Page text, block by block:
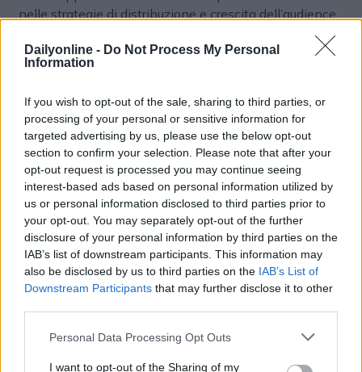
Dailyonline - Do Not Process My Personal
Information
If you wish to opt-out of the sale, sharing to third parties, or
processing of your personal or sensitive information for
targeted advertising by us, please use the below opt-out
section to confirm your selection. Please note that after your
opt-out request is processed you may continue seeing
interest-based ads based on personal information utilized by
us or personal information disclosed to third parties prior to
your opt-out. You may separately opt-out of the further
disclosure of your personal information by third parties on the
IAB’s list of downstream participants. This information may
also be disclosed by us to third parties on the IAB’s List of
Downstream Participants that may further disclose it to other
Personal Data Processing Opt Outs
I want to opt-out of the Sharing of my
nelle strategie di distribuzione e crescita dell’audience.
L’evoluzione della piattaforma riflette il cambiamento
in atto nell’editoria digitale, sempre più orientata verso
contenuti capaci di vivere simultaneamente su
linguaggi rapidi, visuali e immediati.
Webinar: Omni-News 2026
Per approfondire le potenzialità della nuova
piattaforma e analizzare l’evoluzione dei modelli
editoriali nell’era video-first, Evolution Group organizza
il webinar “ Omni-News 2026
: come cambia l’editoria
nell’era video-first”, in programma il27 maggio alle
ore 15:00. L’incontro coinvolgerà Angelica Pratolini,
marketing & communication manager di Evolution
confronto dedicato ai professionisti del settore
interessati a comprendere come trasformare contenuti